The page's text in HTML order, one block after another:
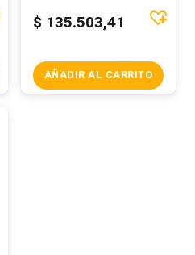
$ 135.503,41
AÑADIR AL CARRITO